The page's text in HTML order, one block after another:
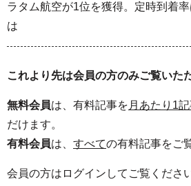
ラタム航空が1位を獲得。定時到着
は
これより先は会員の方のみご覧いた
無料会員は、有料記事を 月あたり1
だけます。
有料会員は、 すべての有料記事をご
会員の方はログインしてご覧ください